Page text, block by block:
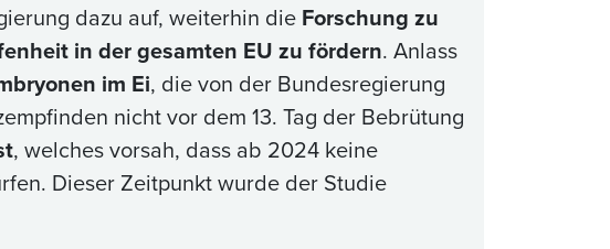
dazu auf, weiterhin die Forschung zu
in der gesamten EU zu fördern. Anlass
im Ei, die von der Bundesregierung
nicht vor dem 13. Tag der Bebrütung
, welches vorsah, dass ab 2024 keine
Dieser Zeitpunkt wurde der Studie